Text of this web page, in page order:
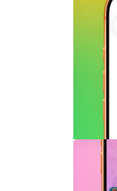
一键登